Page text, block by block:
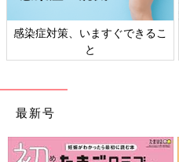
「もしものときの」赤ちゃん・
家族の防災
最新号